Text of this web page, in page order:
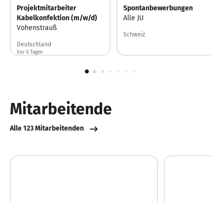
Projektmitarbeiter
Kabelkonfektion (m/w/d)
Vohenstrauß
Deutschland
Vor 6 Tagen
Vor 6 Tagen veröffentlicht
Spontanbewerbungen
Alle JU
Schweiz
1
Mitarbeitende
Alle 123 Mitarbeitenden